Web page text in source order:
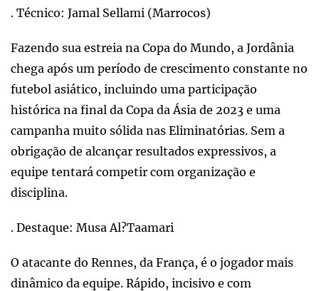
. Técnico: Jamal Sellami (Marrocos)
Fazendo sua estreia na Copa do Mundo, a Jordânia
chega após um período de crescimento constante no
futebol asiático, incluindo uma participação
histórica na final da Copa da Ásia de 2023 e uma
campanha muito sólida nas Eliminatórias. Sem a
obrigação de alcançar resultados expressivos, a
equipe tentará competir com organização e
disciplina.
. Destaque: Musa Al?Taamari
O atacante do Rennes, da França, é o jogador mais
dinâmico da equipe. Rápido, incisivo e com